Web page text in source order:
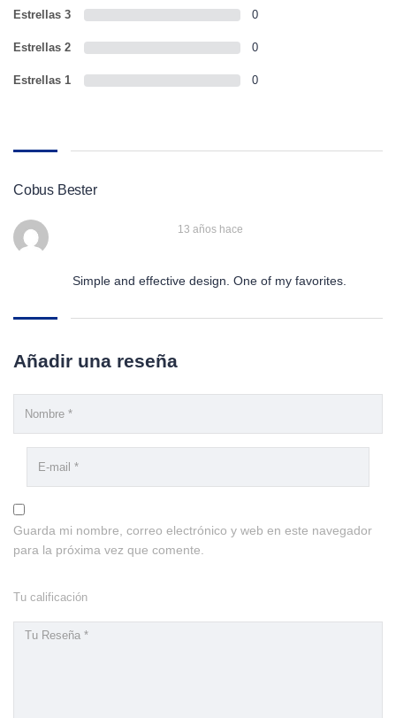
Estrellas 3 0
Estrellas 2 0
Estrellas 1 0
Cobus Bester
13 años hace
Simple and effective design. One of my favorites.
Añadir una reseña
Guarda mi nombre, correo electrónico y web en este navegador
para la próxima vez que comente.
Tu calificación